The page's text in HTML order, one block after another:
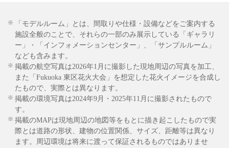
※
「モデルルーム」とは、間取りや仕様・設備などをご案内する
施設全般のことで、それらの一部のみ展示している「ギャラリ
ー」・「インフォメーションセンター」、「サンプルルーム」
なども含みます。
※ 掲載の航空写真は2026年1月に撮影した現地周辺の写真を加工、
また「Fukuoka 東区花火大会」を想定した花火イメージを合成し
たもので、実際とは異なります。
※ 掲載の環境写真は2024年9月・2025年11月に撮影されたもので
す。
※ 掲載のMAPは現地周辺の地図等をもとに描き起こしたもので実
際とは道路の形状、建物の位置関係、サイズ、距離等は異なり
ます。周辺環境は将来に渡って保証されるものではありませ